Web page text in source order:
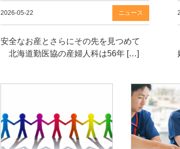
2026-05-22 ニュース
安全なお産とさらにその先を見つめて
北海道勤医協の産婦人科は56年 […]